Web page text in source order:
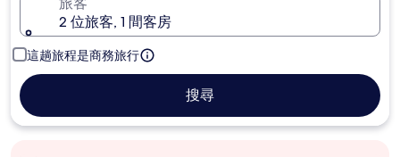
2 位旅客, 1 間客房
這趟旅程是商務旅行
搜尋